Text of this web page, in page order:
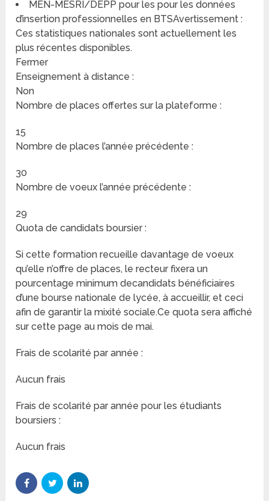
MEN-MESRI/DEPP pour les pour les données
d’insertion professionnelles en BTSAvertissement :
Ces statistiques nationales sont actuellement les
plus récentes disponibles.
Fermer
Enseignement à distance :
Non
Nombre de places offertes sur la plateforme :
15
Nombre de places l’année précédente :
30
Nombre de voeux l’année précédente :
29
Quota de candidats boursier :
Si cette formation recueille davantage de voeux
qu’elle n’offre de places, le recteur fixera un
pourcentage minimum decandidats bénéficiaires
d’une bourse nationale de lycée, à accueillir, et ceci
afin de garantir la mixité sociale.Ce quota sera affiché
sur cette page au mois de mai.
Frais de scolarité par année :
Aucun frais
Frais de scolarité par année pour les étudiants
boursiers :
Aucun frais